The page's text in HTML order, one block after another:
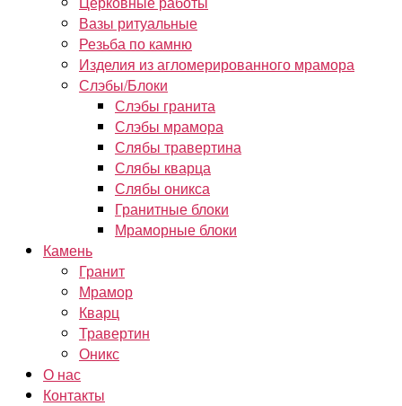
Вазы ритуальные
Резьба по камню
Изделия из агломерированного мрамора
Слэбы/Блоки
Слэбы гранита
Слэбы мрамора
Слябы травертина
Слябы кварца
Слябы оникса
Гранитные блоки
Мраморные блоки
Камень
Гранит
Мрамор
Кварц
Травертин
Оникс
О нас
Контакты